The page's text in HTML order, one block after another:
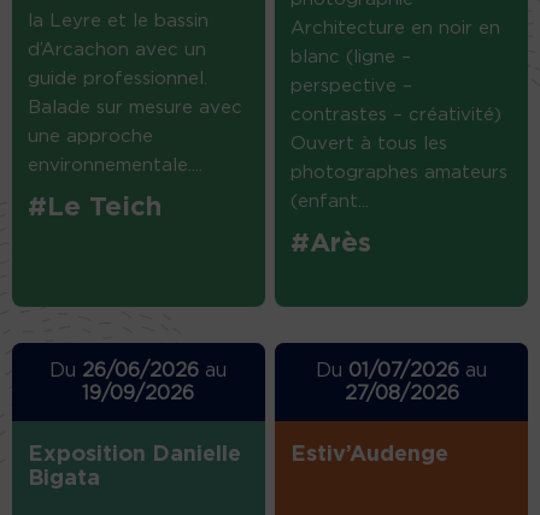
la Leyre et le bassin
d’Arcachon avec un
guide professionnel.
Balade sur mesure avec
une approche
environnementale....
#Le Teich
Architecture en noir en
blanc (ligne –
perspective –
contrastes – créativité)
Ouvert à tous les
photographes amateurs
(enfant...
#Arès
Du 26/06/2026 au
19/09/2026
Exposition Danielle
Bigata
Du 01/07/2026 au
27/08/2026
Estiv’Audenge